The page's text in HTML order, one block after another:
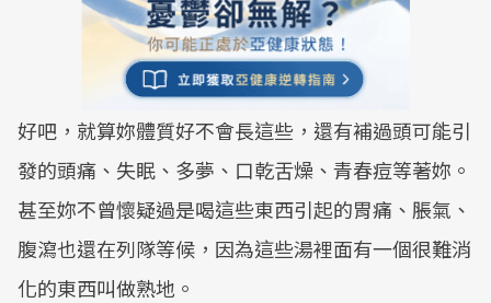
好吧，就算妳體質好不會長這些，還有補過頭可能引
發的頭痛、失眠、多夢、口乾舌燥、青春痘等著妳。
甚至妳不曾懷疑過是喝這些東西引起的胃痛、脹氣、
腹瀉也還在列隊等候，因為這些湯裡面有一個很難消
化的東西叫做熟地。